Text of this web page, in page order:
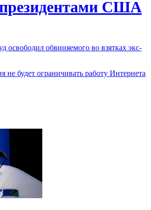
США
освободил обвиняемого во взятках экс-
не будет ограничивать работу Интернета